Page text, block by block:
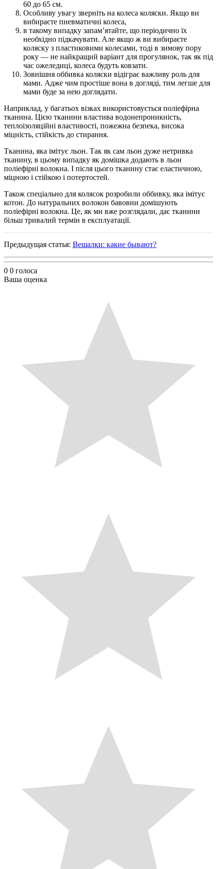
60 до 65 см.
Особливу увагу зверніть на колеса коляски. Якщо ви
вибираєте пневматичні колеса,
в такому випадку запам’ятайте, що періодично їх
необхідно підкачувати. Але якщо ж ви вибираєте
коляску з пластиковими колесами, тоді в зимову пору
року — не найкращий варіант для прогулянок, так як під
час ожеледиці, колеса будуть ковзати.
Зовнішня оббивка коляски відіграє важливу роль для
мами. Адже чим простіше вона в догляді, тим легше для
мами буде за нею доглядати.
Наприклад, у багатьох візках використовується поліефірна
тканина. Цією тканини властива водонепроникність,
теплоізоляційні властивості, пожежна безпека, висока
міцність, стійкість до стирання.
Тканина, яка імітує льон. Так як сам льон дуже нетривка
тканину, в цьому випадку як домішка додають в льон
поліефірні волокна. І після цього тканину стає еластичною,
міцною і стійкою і потертостей.
Також спеціально для колясок розробили оббивку, яка імітує
котон. До натуральних волокон бавовни домішують
поліефірні волокна. Це, як ми вже розглядали, дає тканини
більш тривалий термін в експлуатації.
Предыдущая статья: Вешалки: какие бывают?
0 0 голоса
Ваша оценка